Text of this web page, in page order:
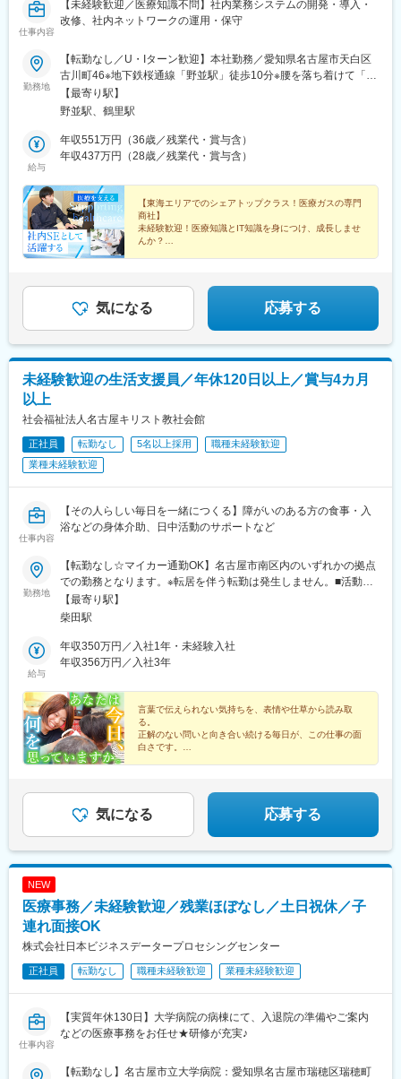
仕事内容
【未経験歓迎／医療知識不問】社内業務システムの開発・導入・
改修、社内ネットワークの運用・保守
勤務地
【転勤なし／U・Iターン歓迎】本社勤務／愛知県名古屋市天白区
古川町46※地下鉄桜通線「野並駅」徒歩10分※腰を落ち着けて「名
古屋」で働き続けたい方、歓迎します！▼入社後は、株式会社
EBAホールディングスへ在籍出向となります＜会社概要＞会社
場 大二資本金：7,000万円創 業：令和2年 9月15日所在地：〒
468-0046 名古屋市天白区古川町46事業内容：医療ガス事業／在
＞・株式会社エバ・株式会社エバホームケアサービス・株式会社
エフエスナゴヤ・株式会社デルタバイオメディカル・株式会社ア
クロス・株式会社メドックス・株式会社HFCソリューションズ・
株式会社グッドケア※受動喫煙対策：敷地内喫煙可能場所あり
【最寄り駅】
野並駅、鶴里駅
給与
年収551万円（36歳／残業代・賞与含）
年収437万円（28歳／残業代・賞与含）
【東海エリアでのシェアトップクラス！医療ガスの専門
商社】
未経験歓迎！医療知識とIT知識を身につけ、成長しませ
んか？
◆スケジュール調整は自分の裁量でOK！
気になる 応募する
未経験歓迎の生活支援員／年休120日以上／賞与4カ月
以上
社会福祉法人名古屋キリスト教社会館
正社員 転勤なし 5名以上採用
職種未経験歓迎
業種未経験歓迎
仕事内容
【その人らしい毎日を一緒につくる】障がいのある方の食事・入
浴などの身体介助、日中活動のサポートなど
勤務地
【転勤なし☆マイカー通勤OK】名古屋市南区内のいずれかの拠点
での勤務となります。※転居を伴う転勤は発生しません。■活動セ
ンターねーぶる／愛知県名古屋市南区要町1-20■グループホーム
「ホーム社会館」（下記5カ所）・愛知県名古屋市南区要町1-20・
6-25・愛知県名古屋市南区鳴浜町3-56・愛知県名古屋市南区元柴
田東町2-6☆同じ法人内の事業所のため、困ったときは法人全体で
煙）
【最寄り駅】
柴田駅
給与
年収350万円／入社1年・未経験入社
年収356万円／入社3年
言葉で伝えられない気持ちを、表情や仕草から読み取
る。
正解のない問いと向き合い続ける毎日が、この仕事の面
白さです。
気になる 応募する
NEW
医療事務／未経験歓迎／残業ほぼなし／土日祝休／子
連れ面接OK
株式会社日本ビジネスデータープロセシングセンター
正社員 転勤なし 職種未経験歓迎 業種未経験歓迎
仕事内容
【実質年休130日】大学病院の病棟にて、入退院の準備やご案内
などの医療事務をお任せ★研修が充実♪
【転勤なし】名古屋市立大学病院：愛知県名古屋市瑞穂区瑞穂町